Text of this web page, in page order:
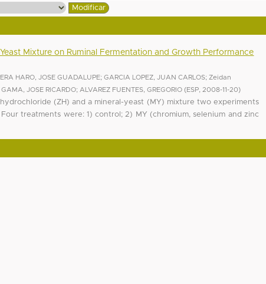
Mixture on Ruminal Fermentation and Growth Performance
HARO, JOSE GUADALUPE;GARCIA LOPEZ, JUAN CARLOS;Zeidan
GAMA, JOSE RICARDO; ALVAREZ FUENTES, GREGORIO (ESP 2008-11-20)
(ZH) and a mineral-yeast (MY) mixture two experiments
treatments were: 1) control; 2) MY (chromium, selenium and zinc